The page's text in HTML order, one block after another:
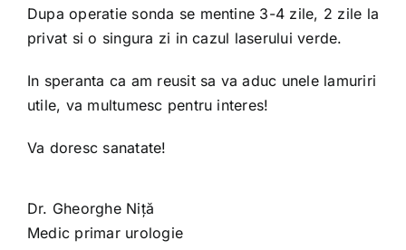
Dupa operatie sonda se mentine 3-4 zile, 2 zile la
privat si o singura zi in cazul laserului verde.
In speranta ca am reusit sa va aduc unele lamuriri
utile, va multumesc pentru interes!
Va doresc sanatate!
Dr. Gheorghe Niță
Medic primar urologie